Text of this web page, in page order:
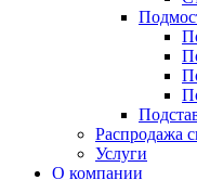
Распродажа
Услуги
О компании